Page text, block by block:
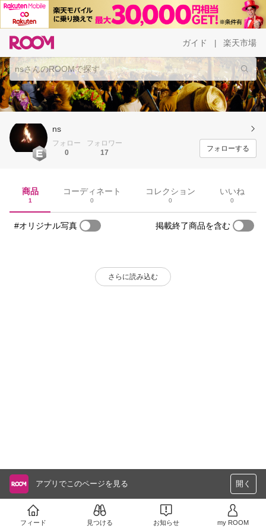
ガイド 楽天市場
ns
フォロー
0
フォロワー
17
フォローする
商品
1
コーディネート
0
コレクション
0
いいね
0
#オリジナル写真 掲載終了商品を含む
さらに読み込む
アプリでこのページを見る 開く
フィード 見つける お知らせ my ROOM